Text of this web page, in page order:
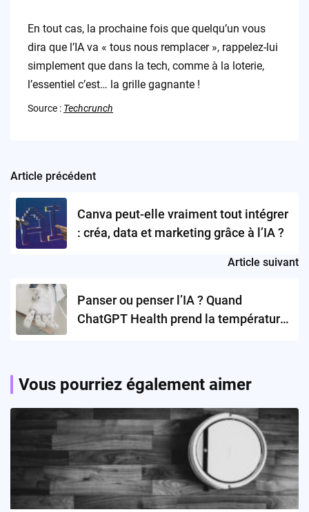
En tout cas, la prochaine fois que quelqu’un vous
dira que l’IA va « tous nous remplacer », rappelez-lui
simplement que dans la tech, comme à la loterie,
l’essentiel c’est… la grille gagnante !
Source : Techcrunch
Post
navigation
Article précédent
Canva peut-elle vraiment tout intégrer
: créa, data et marketing grâce à l’IA ?
Article suivant
Panser ou penser l’IA ? Quand
ChatGPT Health prend la température
Vous pourriez également aimer